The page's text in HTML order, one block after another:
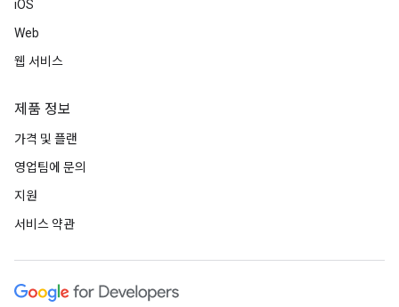
iOS
Web
웹 서비스
제품 정보
가격 및 플랜
영업팀에 문의
지원
서비스 약관